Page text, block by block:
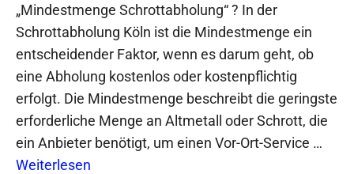
„Mindestmenge Schrottabholung“ ? In der
Schrottabholung Köln ist die Mindestmenge ein
entscheidender Faktor, wenn es darum geht, ob
eine Abholung kostenlos oder kostenpflichtig
erfolgt. Die Mindestmenge beschreibt die geringste
erforderliche Menge an Altmetall oder Schrott, die
ein Anbieter benötigt, um einen Vor-Ort-Service …
Weiterlesen